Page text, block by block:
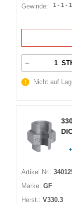
Gewinde:
1 - 1 -
Nicht auf
Artikel Nr.:
Marke: GF
Herst.: V330.3